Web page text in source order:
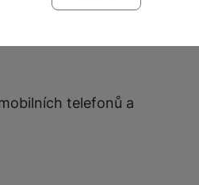
košíkem, porovnávání produktů
vše nastavovat znovu a abyste
ještě zpříjemnit. Dokážeme
telefonů a